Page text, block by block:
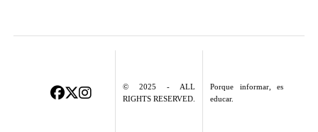
© 2025 - ALL
RIGHTS RESERVED.
Porque informar, es
educar.